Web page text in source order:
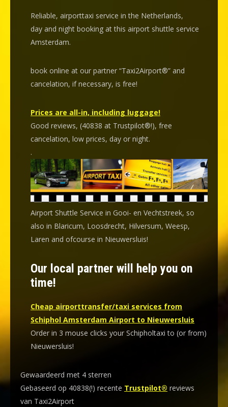
Reliable, airporttaxi service in the Netherlands,
day and night booking at this airport shuttle service
Amsterdam.
book online at our partner “Taxi2Airport®” and
cancelation, if necessary, is free!
Prices are all-in, including luggage!
Good reviews, (40838 at Trustpilot®!), free
cancelation, low prices, day or night.
.
Airport Shuttle Service in Gooi- en Vechtstreek, so
also in Blaricum, Loosdrecht, Hilversum, Weesp,
Laren and ofcourse in Nieuwersluis!
Our local partner will help you on
time!
Cheap airporttransfer/taxi services from
Schiphol Amsterdam Airport to Nieuwersluis
Order in 3 mouse clicks your Schipholtaxi to (or from)
Nieuwersluis!
Gewaardeerd met 4 sterren
Gebaseerd op 40838(!) recente Trustpilot® reviews
van Taxi2Airport